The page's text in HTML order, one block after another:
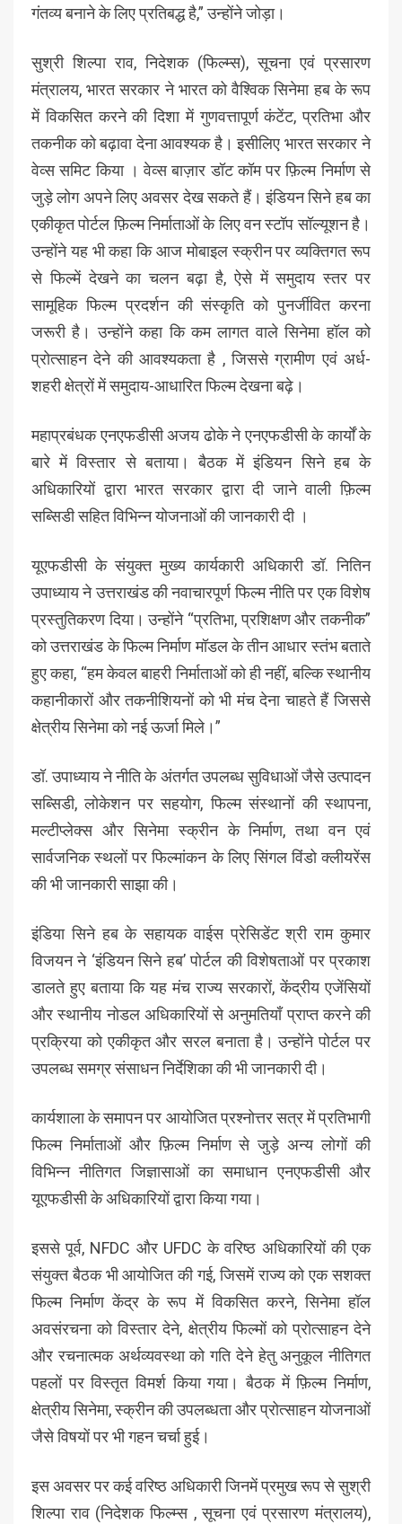
गंतव्य बनाने के लिए प्रतिबद्ध है,” उन्होंने जोड़ा।
सुश्री शिल्पा राव, निदेशक (फिल्म्स), सूचना एवं प्रसारण
मंत्रालय, भारत सरकार ने भारत को वैश्विक सिनेमा हब के रूप
में विकसित करने की दिशा में गुणवत्तापूर्ण कंटेंट, प्रतिभा और
तकनीक को बढ़ावा देना आवश्यक है। इसीलिए भारत सरकार ने
वेव्स समिट किया । वेव्स बाज़ार डॉट कॉम पर फ़िल्म निर्माण से
जुड़े लोग अपने लिए अवसर देख सकते हैं। इंडियन सिने हब का
एकीकृत पोर्टल फ़िल्म निर्माताओं के लिए वन स्टॉप सॉल्यूशन है।
उन्होंने यह भी कहा कि आज मोबाइल स्क्रीन पर व्यक्तिगत रूप
से फिल्में देखने का चलन बढ़ा है, ऐसे में समुदाय स्तर पर
सामूहिक फिल्म प्रदर्शन की संस्कृति को पुनर्जीवित करना
जरूरी है। उन्होंने कहा कि कम लागत वाले सिनेमा हॉल को
प्रोत्साहन देने की आवश्यकता है , जिससे ग्रामीण एवं अर्ध-
शहरी क्षेत्रों में समुदाय-आधारित फिल्म देखना बढ़े।
महाप्रबंधक एनएफडीसी अजय ढोके ने एनएफडीसी के कार्यों के
बारे में विस्तार से बताया। बैठक में इंडियन सिने हब के
अधिकारियों द्वारा भारत सरकार द्वारा दी जाने वाली फ़िल्म
सब्सिडी सहित विभिन्न योजनाओं की जानकारी दी ।
यूएफडीसी के संयुक्त मुख्य कार्यकारी अधिकारी डॉ. नितिन
उपाध्याय ने उत्तराखंड की नवाचारपूर्ण फिल्म नीति पर एक विशेष
प्रस्तुतिकरण दिया। उन्होंने “प्रतिभा, प्रशिक्षण और तकनीक”
को उत्तराखंड के फिल्म निर्माण मॉडल के तीन आधार स्तंभ बताते
हुए कहा, “हम केवल बाहरी निर्माताओं को ही नहीं, बल्कि स्थानीय
कहानीकारों और तकनीशियनों को भी मंच देना चाहते हैं जिससे
क्षेत्रीय सिनेमा को नई ऊर्जा मिले।”
डॉ. उपाध्याय ने नीति के अंतर्गत उपलब्ध सुविधाओं जैसे उत्पादन
सब्सिडी, लोकेशन पर सहयोग, फिल्म संस्थानों की स्थापना,
मल्टीप्लेक्स और सिनेमा स्क्रीन के निर्माण, तथा वन एवं
सार्वजनिक स्थलों पर फिल्मांकन के लिए सिंगल विंडो क्लीयरेंस
की भी जानकारी साझा की।
इंडिया सिने हब के सहायक वाईस प्रेसिडेंट श्री राम कुमार
विजयन ने ‘इंडियन सिने हब’ पोर्टल की विशेषताओं पर प्रकाश
डालते हुए बताया कि यह मंच राज्य सरकारों, केंद्रीय एजेंसियों
और स्थानीय नोडल अधिकारियों से अनुमतियाँ प्राप्त करने की
प्रक्रिया को एकीकृत और सरल बनाता है। उन्होंने पोर्टल पर
उपलब्ध समग्र संसाधन निर्देशिका की भी जानकारी दी।
कार्यशाला के समापन पर आयोजित प्रश्नोत्तर सत्र में प्रतिभागी
फिल्म निर्माताओं और फ़िल्म निर्माण से जुड़े अन्य लोगों की
विभिन्न नीतिगत जिज्ञासाओं का समाधान एनएफडीसी और
यूएफडीसी के अधिकारियों द्वारा किया गया।
इससे पूर्व, NFDC और UFDC के वरिष्ठ अधिकारियों की एक
संयुक्त बैठक भी आयोजित की गई, जिसमें राज्य को एक सशक्त
फिल्म निर्माण केंद्र के रूप में विकसित करने, सिनेमा हॉल
अवसंरचना को विस्तार देने, क्षेत्रीय फिल्मों को प्रोत्साहन देने
और रचनात्मक अर्थव्यवस्था को गति देने हेतु अनुकूल नीतिगत
पहलों पर विस्तृत विमर्श किया गया। बैठक में फ़िल्म निर्माण,
क्षेत्रीय सिनेमा, स्क्रीन की उपलब्धता और प्रोत्साहन योजनाओं
जैसे विषयों पर भी गहन चर्चा हुई।
इस अवसर पर कई वरिष्ठ अधिकारी जिनमें प्रमुख रूप से सुश्री
शिल्पा राव (निदेशक फिल्म्स , सूचना एवं प्रसारण मंत्रालय),